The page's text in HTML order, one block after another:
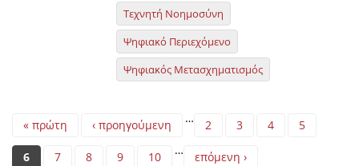
Τεχνητή Νοημοσύνη
Ψηφιακό Περιεχόμενο
Ψηφιακός Μετασχηματισμός
Pages
« πρώτη ‹ προηγούμενη … 2 3 4 5
6 7 8 9 10 … επόμενη ›